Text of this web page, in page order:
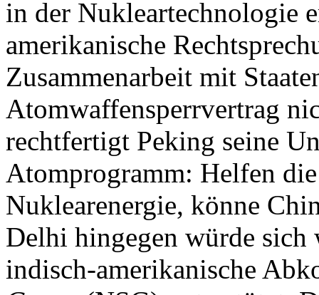
in der Nukleartechnologie
amerikanische
Zusammenarbeit mit
Atomwaffensperrvertrag
rechtfertigt Peking seine
Atomprogramm: Helfen
Nuklearenergie, könne
Delhi hingegen würde sich
indisch-amerikanische